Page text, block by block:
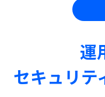
運
セキュリテ